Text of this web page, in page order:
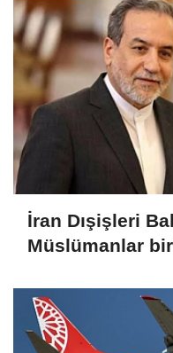
İran Dışişleri
Müslümanlar